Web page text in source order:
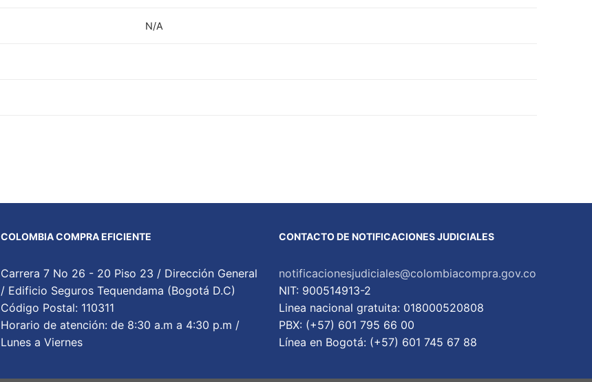
N/A
COLOMBIA COMPRA EFICIENTE
Carrera 7 No 26 - 20 Piso 23 / Dirección General
/ Edificio Seguros Tequendama (Bogotá D.C)
Código Postal: 110311
Horario de atención: de 8:30 a.m a 4:30 p.m /
Lunes a Viernes
CONTACTO DE NOTIFICACIONES JUDICIALES
notificacionesjudiciales@colombiacompra.gov.co
NIT: 900514913-2
Linea nacional gratuita: 018000520808
PBX: (+57) 601 795 66 00
Lí­nea en Bogotá: (+57) 601 745 67 88